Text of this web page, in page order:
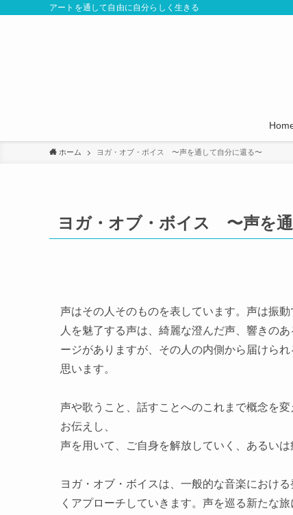
アートを通して自由に自分らしく生きる
ホーム ヨガ・オブ・ボイス 〜声を通して自分に還る〜
ヨガ・オブ・ボイス 〜声を
声はその人そのものを表しています。声は振
人を魅了する声は、綺麗な澄んだ声、響きの
ージがありますが、その人の内側から届けら
思います。
声や歌うこと、話すことへのこれまで概念を
お伝えし、
声を用いて、ご自身を解放していく、あるい
ヨガ・オブ・ボイスは、一般的な音楽におけ
くアプローチしていきます。声を巡る新たな